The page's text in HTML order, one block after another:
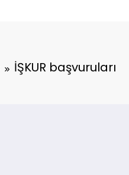
İŞKUR başvuruları